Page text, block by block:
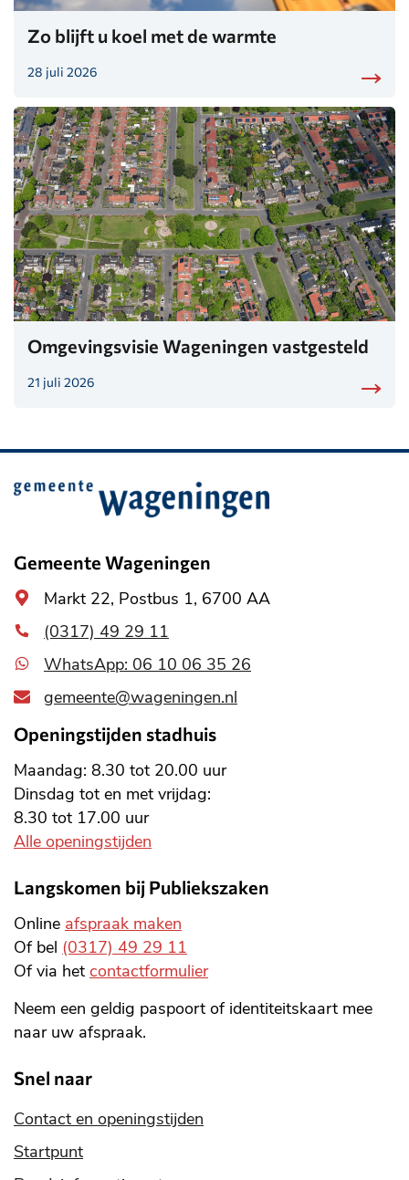
Zo blijft u koel met de warmte
28 juli 2026
Omgevingsvisie Wageningen vastgesteld
21 juli 2026
Belangrijke
informatie
Gemeente Wageningen
Algemeen
adres
Markt 22, Postbus 1, 6700 AA
(0317) 49 29 11
WhatsApp: 06 10 06 35 26
gemeente@wageningen.nl
Openingstijden stadhuis
Maandag: 8.30 tot 20.00 uur
Dinsdag tot en met vrijdag:
8.30 tot 17.00 uur
Alle openingstijden
Langskomen bij Publiekszaken
Online afspraak maken
Of bel (0317) 49 29 11
Of via het contactformulier
Neem een geldig paspoort of identiteitskaart mee
naar uw afspraak.
Snel naar
Contact en openingstijden
Startpunt